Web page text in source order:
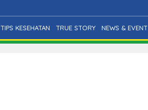
TIPS KESEHATAN TRUE STORY NEWS & EVENT